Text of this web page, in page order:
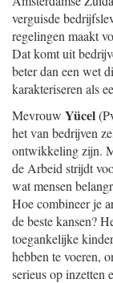
verguisde
regelingen maakt
Dat komt uit
beter dan een wet
karakteriseren als
Mevrouw Yücel
het van bedrijven
ontwikkeling zijn.
de Arbeid strijdt
wat mensen
Hoe combineer je
de beste kansen?
toegankelijke
hebben te voeren,
serieus op inzetten